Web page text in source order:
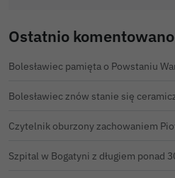
Ostatnio komentowano